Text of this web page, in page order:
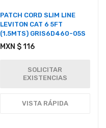
PATCH CORD SLIM LINE
LEVITON CAT 6 5FT
(1.5MTS) GRIS6D460-05S
MXN $ 116
SOLICITAR
EXISTENCIAS
VISTA RÁPIDA